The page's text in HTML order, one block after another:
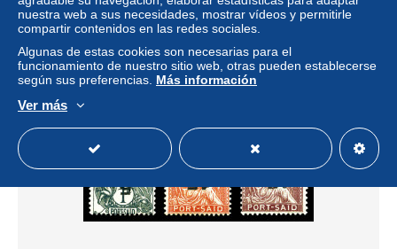
Estatus
Nuevo
nuestra web a sus necesidades, mostrar vídeos y permitirle
compartir contenidos en las redes sociales.
Algunas de estas cookies son necesarias para el
funcionamiento de nuestro sitio web, otras pueden establecerse
según sus preferencias. Más información
Ver más